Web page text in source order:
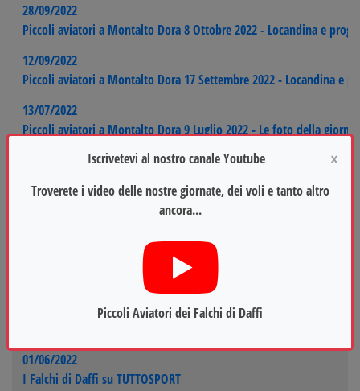
28/09/2022
Piccoli aviatori a Montalto Dora 8 Ottobre 2022 - Locandina e
12/09/2022
Piccoli aviatori a Montalto Dora 17 Settembre 2022 - Locandina e
13/07/2022
Piccoli aviatori a Montalto Dora 9 Luglio 2022 - Le foto della
Piccoli aviatori a Montalto Dora - Il video della giornata
01/06/2022
I Falchi di Daffi su TUTTOSPORT
×
Iscrivetevi al nostro canale Youtube
Troverete i video delle nostre giornate, dei voli e tanto altro
ancora...
Piccoli Aviatori dei Falchi di Daffi